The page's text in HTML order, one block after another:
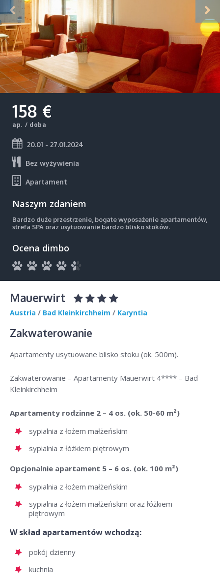
158 €
ap. / doba
20.01 - 27.01.2024
Bez wyżywienia
Apartament
Naszym zdaniem
Bardzo duże przestrzenie, bogate wyposażenie apartamentów,
strefa SPA oraz usytuowanie bardzo blisko stoków.
Ocena dimbo
Mauerwirt
Austria / Bad Kleinkirchheim / Karyntia
Zakwaterowanie
Apartamenty usytuowane blisko stoku (ok. 500m).
Zakwaterowanie – Apartamenty Mauerwirt 4**** – Bad
Kleinkirchheim
Apartamenty rodzinne 2 – 4 os. (ok. 50-60 m²)
sypialnia z łożem małżeńskim
sypialnia z łóżkiem piętrowym
Opcjonalnie apartament 5 – 6 os. (ok. 100 m²)
sypialnia z łożem małżeńskim
sypialnia z łożem małżeńskim oraz łóżkiem
piętrowym
W skład apartamentów wchodzą:
pokój dzienny
kuchnia